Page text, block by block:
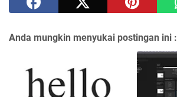
Anda mungkin menyukai postingan ini :